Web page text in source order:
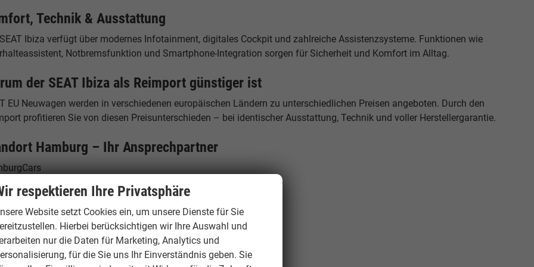
Technik & Ausstattung
Ibiza verfügt über modernes Infotainment, digitales Cockpit und zahlreiche Assistenzsysteme. Funktionen wie
Notbremsfunktion und Smartphone-Integration sorgen für Sicherheit und Komfort im Alltag.
der SEAT Ibiza als Reimport günstiger ist
EU Neuwagen werden in verschiedenen europäischen Ländern zu unterschiedlichen Preisen angeboten. Durch den
profitieren Sie von diesen Preisunterschieden – bei identischer Ausstattung, Technik und voller Herstellergarantie.
Hamburg – Ihr Ansprechpartner
19
Hamburg
+49 40 500 977 29 - 0
+49 40 500 977 29 - 49
respektieren Ihre Privatsphäre
Website setzt Cookies ein, um unsere Dienste für Sie
Hierbei berücksichtigen wir Ihre Auswahl und
nur die Daten für Marketing, Analytics und
für die Sie uns Ihr Einverständnis geben. Sie